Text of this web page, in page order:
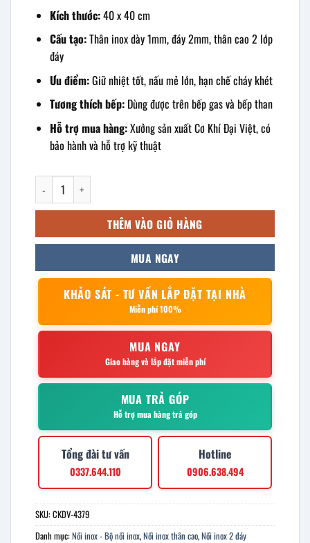
Kích thước:40 x 40 cm
Cấu tạo:Thân inox dày 1mm, đáy 2mm, thân cao 2 lớp
đáy
Ưu điểm:Giữ nhiệt tốt, nấu mẻ lớn, hạn chế cháy khét
Tương thích bếp:Dùng được trên bếp gas và bếp than
Hỗ trợ mua hàng:Xưởng sản xuất Cơ Khí Đại Việt, có
bảo hành và hỗ trợ kỹ thuật
Nồi inox thân cao 2 lớp đáy 50L 40x40cm số lượng
THÊM VÀO GIỎ HÀNG
MUA NGAY
KHẢO SÁT - TƯ VẤN LẮP ĐẶT TẠI NHÀ
Miễn phí 100%
MUA NGAY
Giao hàng và lắp đặt miễn phí
MUA TRẢ GÓP
Hỗ trợ mua hàng trả góp
Tổng đài tư vấn
0337.644.110
Hotline
0906.638.494
SKU:CKDV-4379
Danh mục:Nồi inox - Bộ nồi inox,Nồi inox thân cao,Nồi inox 2 đáy